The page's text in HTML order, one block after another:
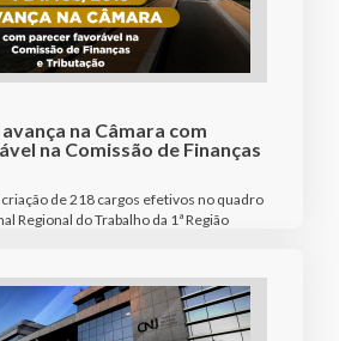
na Câmara com
na Comissão de Finanças
de 218 cargos efetivos no quadro
Regional do Trabalho da 1ª Região